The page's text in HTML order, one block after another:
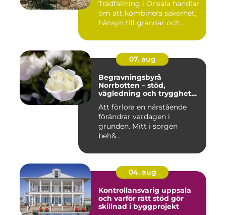
Trädfällning i Onsala handlar
om att kombinera säkerhet,
hänsyn till grannar och...
07. aug
Begravningsbyrå
Norrbotten – stöd,
vägledning och trygghet
Att förlora en närstående
förändrar vardagen i
grunden. Mitt i sorgen
beh&...
04. aug
Kontrollansvarig uppsala
och varför rätt stöd gör
skillnad i byggprojekt